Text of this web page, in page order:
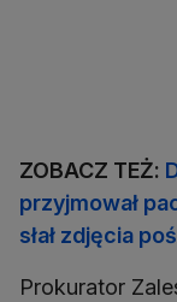
ZOBACZ TEŻ:
przyjmował
słał zdjęcia
Prokurator